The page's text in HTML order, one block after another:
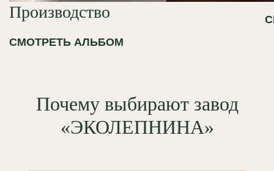
Производство
СМОТРЕТЬ АЛЬБОМ
Почему выбирают завод
«ЭКОЛЕПНИНА»